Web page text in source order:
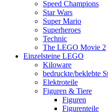
Speed Champions
Star Wars
Super Mario
Superheroes
Technic
The LEGO Movie 2
Einzelsteine LEGO
Kiloware
bedruckte/beklebte
Elektroteile
Figuren & Tiere
Figuren
Figurenteile